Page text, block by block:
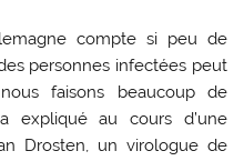
compte si peu de
personnes infectées peut
faisons beaucoup de
expliqué au cours d’une
Drosten, un virologue de